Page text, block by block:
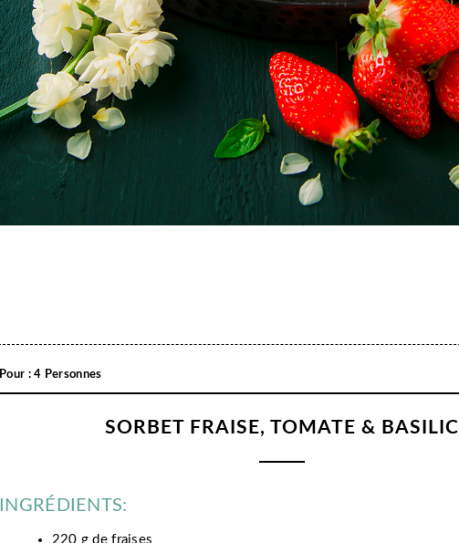
Pour : 4 Personnes
SORBET FRAISE, TOMATE & BASILIC
INGRÉDIENTS:
220 g de fraises